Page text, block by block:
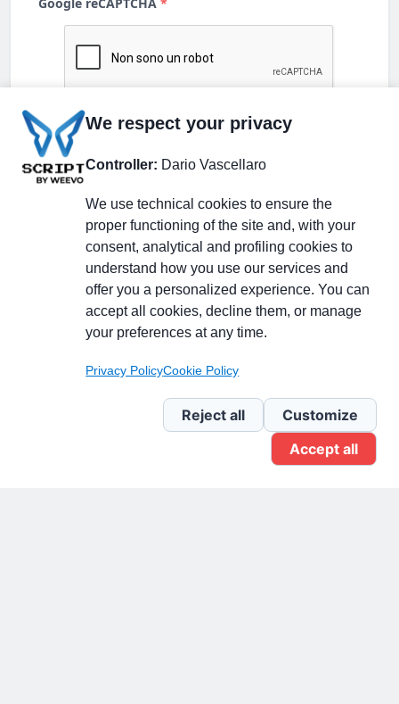
Partecipa alla discussione
Pagina Linkedin
Newsletter Linkedin
We respect your privacy
Controller: Dario Vascellaro
We use technical cookies to ensure the
proper functioning of the site and, with your
consent, analytical and profiling cookies to
understand how you use our services and
offer you a personalized experience. You can
accept all cookies, decline them, or manage
your preferences at any time.
Privacy PolicyCookie Policy
Reject all
Customize
Accept all